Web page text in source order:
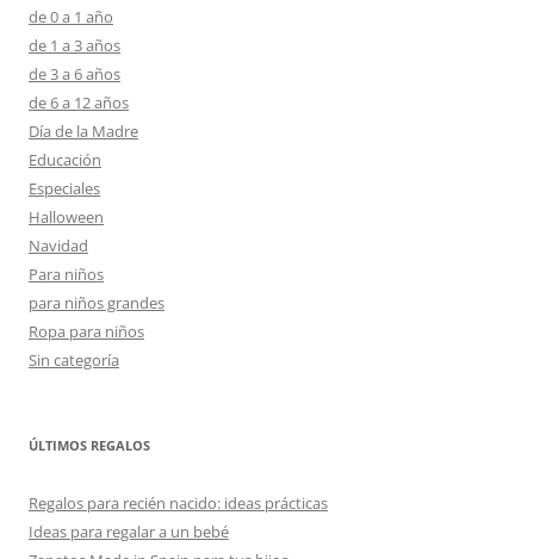
de 0 a 1 año
de 1 a 3 años
de 3 a 6 años
de 6 a 12 años
Día de la Madre
Educación
Especiales
Halloween
Navidad
Para niños
para niños grandes
Ropa para niños
Sin categoría
ÚLTIMOS REGALOS
Regalos para recién nacido: ideas prácticas
Ideas para regalar a un bebé